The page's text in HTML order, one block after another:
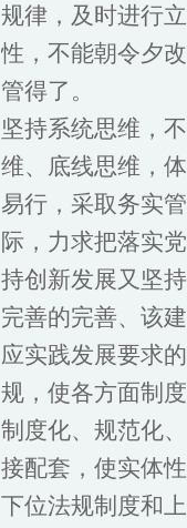
规律，及时进行
性，不能朝令夕
管得了。
坚持系统思维，
维、底线思维，
易行，采取务实
际，力求把落实
持创新发展又坚
完善的完善、该
应实践发展要求
规，使各方面制
制度化、规范化
接配套，使实体
下位法规制度和